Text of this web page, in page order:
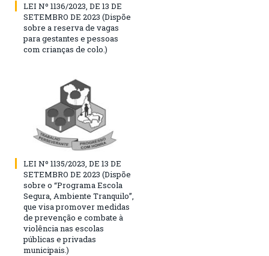
LEI Nº 1136/2023, DE 13 DE
SETEMBRO DE 2023 (Dispõe
sobre a reserva de vagas
para gestantes e pessoas
com crianças de colo.)
LEI Nº 1135/2023, DE 13 DE
SETEMBRO DE 2023 (Dispõe
sobre o “Programa Escola
Segura, Ambiente Tranquilo”,
que visa promover medidas
de prevenção e combate à
violência nas escolas
públicas e privadas
municipais.)